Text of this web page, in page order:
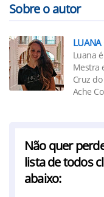
Sobre o autor
LUANA
Luana
Mestra
Cruz
Ache
Não quer
lista de todos
abaixo: